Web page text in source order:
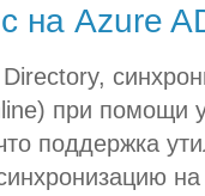
на Azure
при помощи
поддержка